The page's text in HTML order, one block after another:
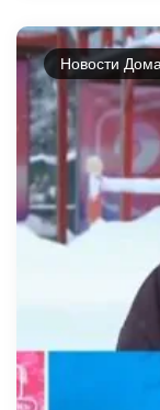
Новости